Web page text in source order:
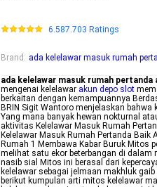
6.587.703 Ratings
Brand : ada kelelawar masuk rumah
ada kelelawar masuk rumah pertanda
mengenai kelelawar akun depo slot
berkaitan dengan kemampuannya
BRIN Sigit Wantoro menjelaskan
Yang mana banyak hewan nokturnal
aktivitas Kelelawar Masuk Rumah
Kelelawar Masuk Rumah Pertanda
Rumah 1 Membawa Kabar Buruk Mitos
melihat satu ekor beterbangan di
nasib sial Mitos ini berasal dari
kelelawar sebagai jelmaan makhluk
berikut kumpulan arti mitos kelelawar